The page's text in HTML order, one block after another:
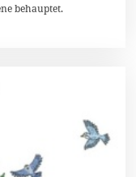
behauptet.